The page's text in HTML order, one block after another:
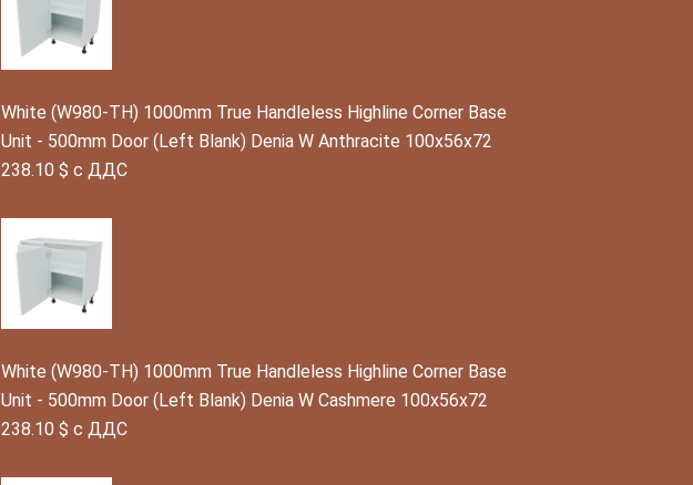
White (W980-TH) 1000mm True Handleless Highline Corner Base
Unit - 500mm Door (Left Blank) Denia W Anthracite 100x56x72
238.10 $ с ДДС
White (W980-TH) 1000mm True Handleless Highline Corner Base
Unit - 500mm Door (Left Blank) Denia W Cashmere 100x56x72
238.10 $ с ДДС